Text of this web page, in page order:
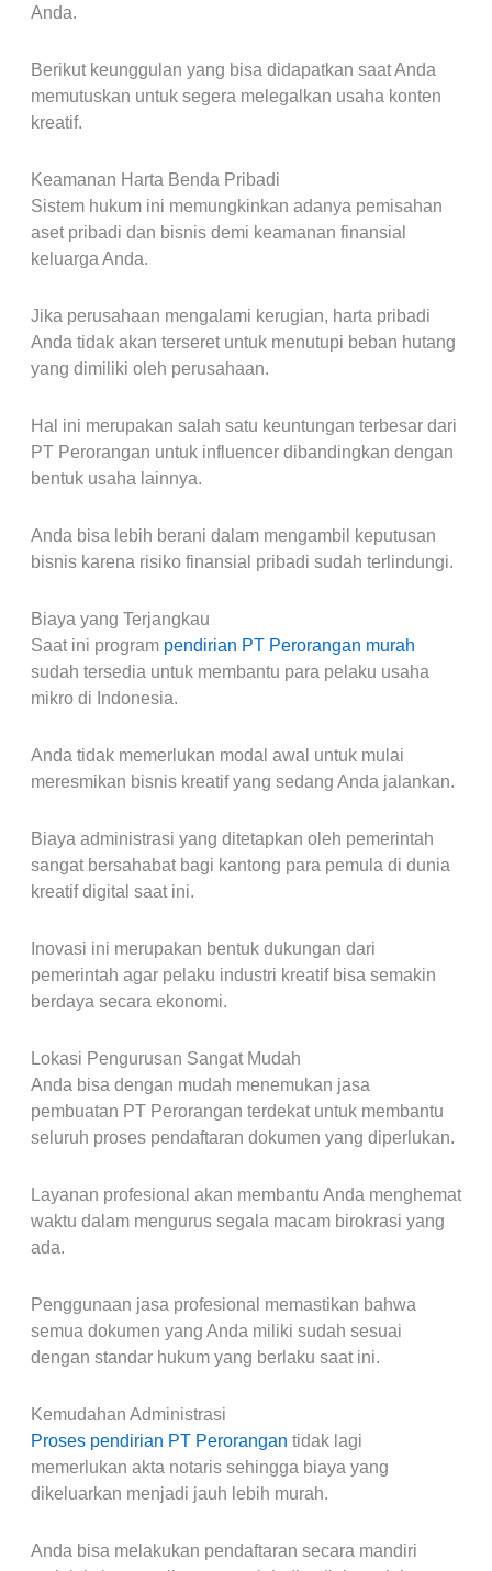
Anda.
Berikut keunggulan yang bisa didapatkan saat Anda
memutuskan untuk segera melegalkan usaha konten
kreatif.
Keamanan Harta Benda Pribadi
Sistem hukum ini memungkinkan adanya pemisahan
aset pribadi dan bisnis demi keamanan finansial
keluarga Anda.
Jika perusahaan mengalami kerugian, harta pribadi
Anda tidak akan terseret untuk menutupi beban hutang
yang dimiliki oleh perusahaan.
Hal ini merupakan salah satu keuntungan terbesar dari
PT Perorangan untuk influencer dibandingkan dengan
bentuk usaha lainnya.
Anda bisa lebih berani dalam mengambil keputusan
bisnis karena risiko finansial pribadi sudah terlindungi.
Biaya yang Terjangkau
Saat ini program pendirian PT Perorangan murah
sudah tersedia untuk membantu para pelaku usaha
mikro di Indonesia.
Anda tidak memerlukan modal awal untuk mulai
meresmikan bisnis kreatif yang sedang Anda jalankan.
Biaya administrasi yang ditetapkan oleh pemerintah
sangat bersahabat bagi kantong para pemula di dunia
kreatif digital saat ini.
Inovasi ini merupakan bentuk dukungan dari
pemerintah agar pelaku industri kreatif bisa semakin
berdaya secara ekonomi.
Lokasi Pengurusan Sangat Mudah
Anda bisa dengan mudah menemukan jasa
pembuatan PT Perorangan terdekat untuk membantu
seluruh proses pendaftaran dokumen yang diperlukan.
Layanan profesional akan membantu Anda menghemat
waktu dalam mengurus segala macam birokrasi yang
ada.
Penggunaan jasa profesional memastikan bahwa
semua dokumen yang Anda miliki sudah sesuai
dengan standar hukum yang berlaku saat ini.
Kemudahan Administrasi
Proses pendirian PT Perorangan tidak lagi
memerlukan akta notaris sehingga biaya yang
dikeluarkan menjadi jauh lebih murah.
Anda bisa melakukan pendaftaran secara mandiri